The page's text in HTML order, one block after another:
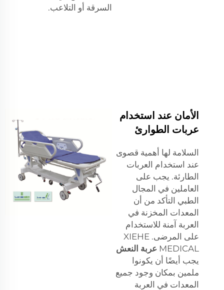
السرقة أو التلاعب.
الأمان عند استخدام
عربات الطوارئ
السلامة لها أهمية قصوى
عند استخدام العربات
الطارئة. يجب على
العاملين في المجال
الطبي التأكد من أن
المعدات المخزنة في
العربة آمنة للاستخدام
على المرضى. XIEHE
MEDICAL عربة النعش
يجب أيضًا أن يكونوا
ملمين بمكان وجود جميع
المعدات في العربة